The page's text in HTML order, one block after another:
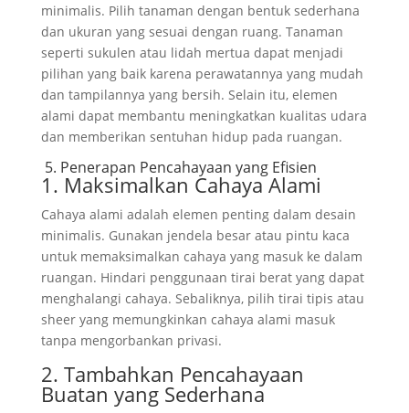
minimalis. Pilih tanaman dengan bentuk sederhana
dan ukuran yang sesuai dengan ruang. Tanaman
seperti sukulen atau lidah mertua dapat menjadi
pilihan yang baik karena perawatannya yang mudah
dan tampilannya yang bersih. Selain itu, elemen
alami dapat membantu meningkatkan kualitas udara
dan memberikan sentuhan hidup pada ruangan.
5. Penerapan Pencahayaan yang Efisien
1. Maksimalkan Cahaya Alami
Cahaya alami adalah elemen penting dalam desain
minimalis. Gunakan jendela besar atau pintu kaca
untuk memaksimalkan cahaya yang masuk ke dalam
ruangan. Hindari penggunaan tirai berat yang dapat
menghalangi cahaya. Sebaliknya, pilih tirai tipis atau
sheer yang memungkinkan cahaya alami masuk
tanpa mengorbankan privasi.
2. Tambahkan Pencahayaan
Buatan yang Sederhana